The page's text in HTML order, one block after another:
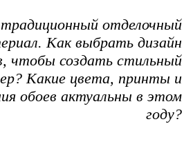
отделочный
Как выбрать дизайн
чтобы создать стильный
Какие цвета, принты и
обоев актуальны в этом
году?